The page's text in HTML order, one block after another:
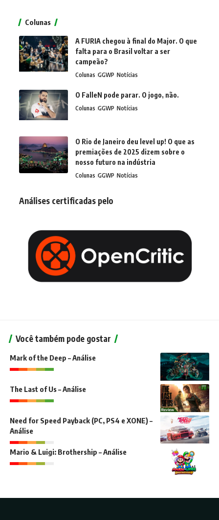
Colunas
A FURIA chegou à final do Major. O que
falta para o Brasil voltar a ser
campeão?
Colunas GGWP Notícias
O FalleN pode parar. O jogo, não.
Colunas GGWP Notícias
O Rio de Janeiro deu level up! O que as
premiações de 2025 dizem sobre o
nosso futuro na indústria
Colunas GGWP Notícias
Análises certificadas pelo
Você também pode gostar
Mark of the Deep – Análise
The Last of Us – Análise
Need for Speed Payback (PC, PS4 e XONE) –
Análise
Mario & Luigi: Brothership – Análise